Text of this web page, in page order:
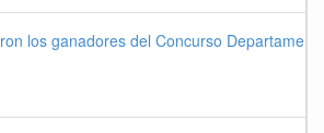
los ganadores del Concurso